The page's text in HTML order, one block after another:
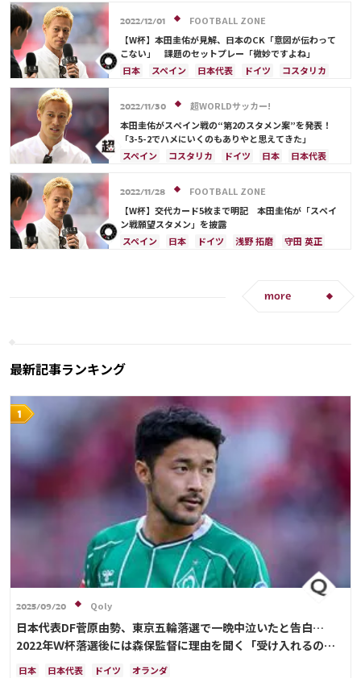
守田 英正
上田 綺世 冨安 健洋
カナダ
日本代表 伊東 純也
田中 碧
久保 建英
ペドリ 遠藤 航
エクアドル
セネガル
アメリカ 柴崎 岳
三笘 薫
2022/12/01
FOOTBALL ZONE
【W杯】本田圭佑が見解、日本のCK「意図が伝わって
こない」 課題のセットプレー「微妙ですよね」
日本
スペイン 日本代表 ドイツ
コスタリカ
上田 綺世
久保 建英 サディオ・マネ
2022/11/30
超WORLDサッカー!
本田圭佑がスペイン戦の“第2のスタメン案”を発表！
「3-5-2でハメにいくのもありやと思えてきた」
スペイン
コスタリカ ドイツ 日本
日本代表
守田 英正
三笘 薫 田中 碧
久保 建英
サディオ・マネ
板倉 滉 前田 大然
冨安 健洋
遠藤 航
2022/11/28
FOOTBALL ZONE
【W杯】交代カード5枚まで明記 本田圭佑が「スペイ
ン戦願望スタメン」を披露
スペイン
日本 ドイツ 浅野 拓磨
守田 英正
谷口 彰悟
more
最新記事ランキング
2025/09/20 Qoly
日本代表DF菅原由勢、東京五輪落選で一晩中泣いたと告白…
2022年Ｗ杯落選後には森保監督に理由を聞く「受け入れるのは
難しかった」
日本 日本代表 ドイツ オランダ